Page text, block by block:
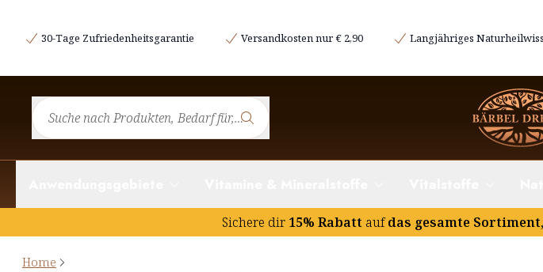
30-Tage Zufriedenheitsgarantie Versandkosten nur € 2,90 Langjähriges
Sichere dir 15% Rabatt aufdas gesamte Sortiment,
Home